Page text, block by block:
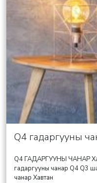
Q4 гадаргууны
Q4 ГАДАРГУУНЫ ЧАНАР
гадаргууны чанар Q4 Q3
чанар Хавтан